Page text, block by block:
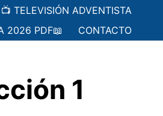
📺 TELEVISIÓN ADVENTISTA
2026 PDF📖 CONTACTO
1